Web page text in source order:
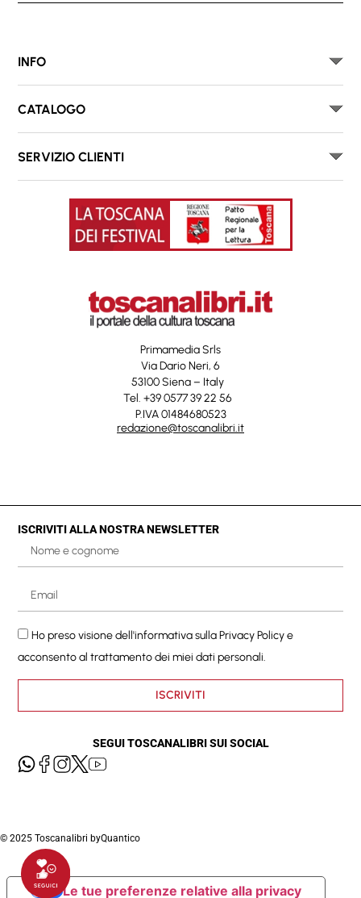
INFO
CATALOGO
SERVIZIO CLIENTI
Primamedia Srls
Via Dario Neri, 6
53100 Siena – Italy
Tel. +39 0577 39 22 56
P.IVA 01484680523
redazione@toscanalibri.it
ISCRIVITI ALLA NOSTRA NEWSLETTER
Ho preso visione dell'informativa sullaPrivacy Policye
acconsento al trattamento dei miei dati personali.
ISCRIVITI
SEGUI TOSCANALIBRI SUI SOCIAL
© 2025 Toscanalibri byQuantico
Le tue preferenze relative alla privacy